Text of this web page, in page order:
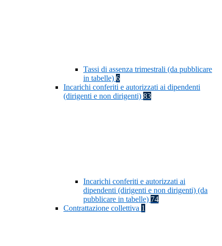
Tassi di assenza trimestrali (da pubblicare
in tabelle) 6
Incarichi conferiti e autorizzati ai dipendenti
(dirigenti e non dirigenti) 83
Incarichi conferiti e autorizzati ai
dipendenti (dirigenti e non dirigenti) (da
pubblicare in tabelle) 74
Contrattazione collettiva 1